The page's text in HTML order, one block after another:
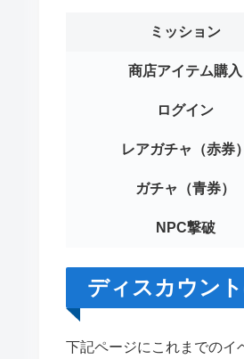
ミッション
商店アイテム購入
ログイン
レアガチャ（赤券）
ガチャ（青券）
NPC撃破
ディスカウン
下記ページにこれまでのイ